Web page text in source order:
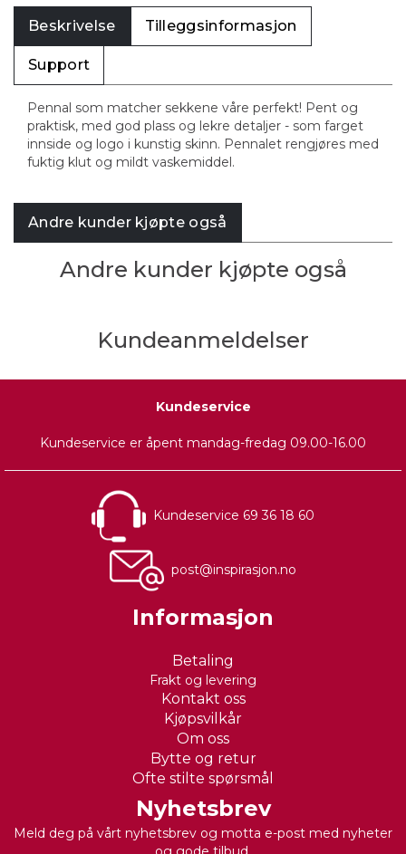
Beskrivelse Tilleggsinformasjon
Support
Pennal som matcher sekkene våre perfekt! Pent og
praktisk, med god plass og lekre detaljer - som farget
innside og logo i kunstig skinn. Pennalet rengjøres med
fuktig klut og mildt vaskemiddel.
Andre kunder kjøpte også
Andre kunder kjøpte også
Kundeanmeldelser
Kundeservice
Kundeservice er åpent mandag-fredag 09.00-16.00
Kundeservice 69 36 18 60
post@inspirasjon.no
Informasjon
Betaling
Frakt og levering
Kontakt oss
Kjøpsvilkår
Om oss
Bytte og retur
Ofte stilte spørsmål
Nyhetsbrev
Meld deg på vårt nyhetsbrev og motta e-post med nyheter